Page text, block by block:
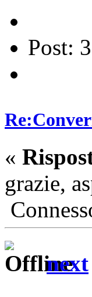
Post: 3
«
grazie,
next